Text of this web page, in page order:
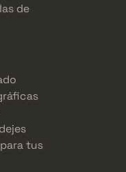
de
tus